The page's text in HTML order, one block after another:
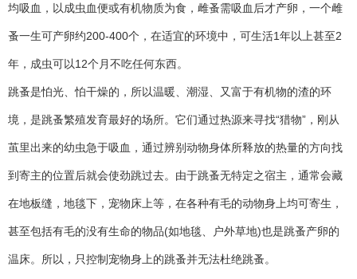
均吸血，以成虫血便或有机物质为食，雌蚤需吸血后才产卵，一个雌
蚤一生可产卵约200-400个，在适宜的环境中，可生活1年以上甚至2
年，成虫可以12个月不吃任何东西。
跳蚤是怕光、怕干燥的，所以温暖、潮湿、又富于有机物的渣的环
境，是跳蚤繁殖发育最好的场所。它们通过热源来寻找“猎物”，刚从
茧里出来的幼虫急于吸血，通过辨别动物身体所释放的热量的方向找
到寄主的位置后就会使劲跳过去。由于跳蚤无特定之宿主，通常会藏
在地板缝，地毯下，宠物床上等，在各种有毛的动物身上均可寄生，
甚至包括有毛的没有生命的物品(如地毯、户外草地)也是跳蚤产卵的
温床。所以，只控制宠物身上的跳蚤并无法杜绝跳蚤。